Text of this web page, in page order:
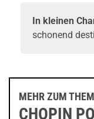
In kleinen
schonend
MEHR ZUM
CHOPIN